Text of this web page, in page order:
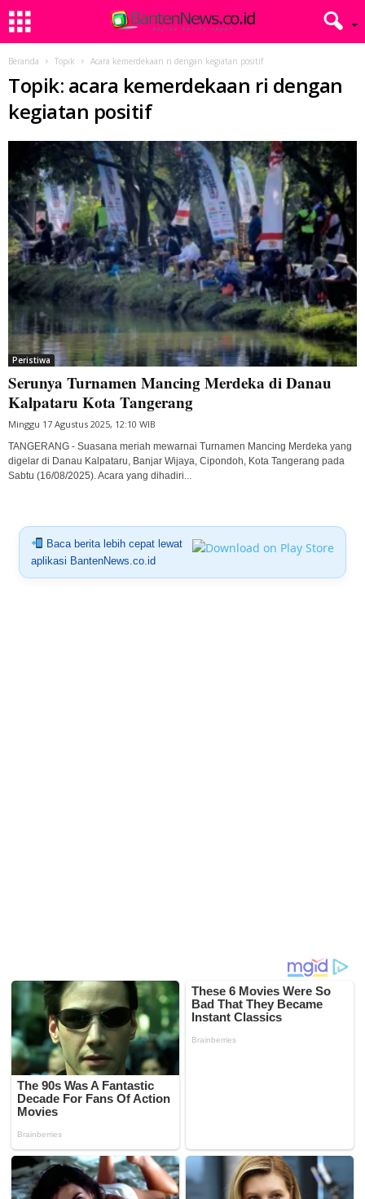
Beranda Topik Acara kemerdekaan ri dengan kegiatan positif
Topik: acara kemerdekaan ri dengan
kegiatan positif
Peristiwa
Serunya Turnamen Mancing Merdeka di Danau
Kalpataru Kota Tangerang
Minggu 17 Agustus 2025, 12:10 WIB
TANGERANG - Suasana meriah mewarnai Turnamen Mancing Merdeka yang
digelar di Danau Kalpataru, Banjar Wijaya, Cipondoh, Kota Tangerang pada
Sabtu (16/08/2025). Acara yang dihadiri...
Baca berita lebih cepat lewat
aplikasi BantenNews.co.id